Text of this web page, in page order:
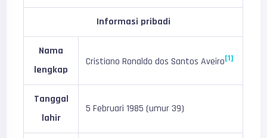
Informasi pribadi
Nama
lengkap
Cristiano Ronaldo dos Santos Aveiro[1]
Tanggal
lahir
5 Februari 1985 (umur 39)